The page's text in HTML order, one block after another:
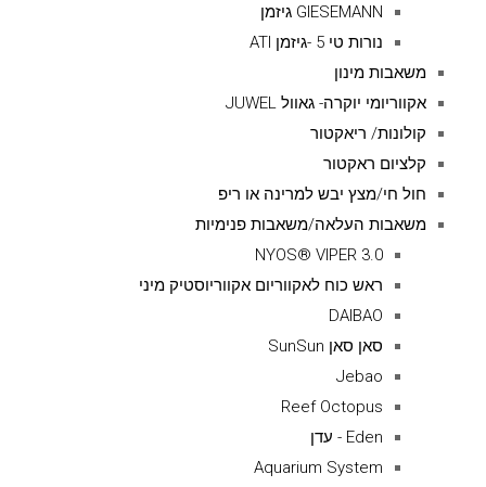
GIESEMANN גיזמן
נורות טי 5 -גיזמן ATI
משאבות מינון
אקווריומי יוקרה- גאוול JUWEL
קולונות/ ריאקטור
קלציום ראקטור
חול חי/מצץ יבש למרינה או ריפ
משאבות העלאה/משאבות פנימיות
NYOS® VIPER 3.0
ראש כוח לאקווריום אקווריוסטיק מיני
DAIBAO
סאן סאן SunSun
Jebao
Reef Octopus
Eden - עדן
Aquarium System